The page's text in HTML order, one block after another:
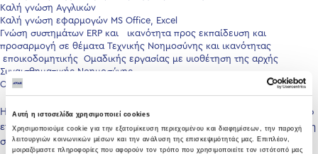
Αυτή η ιστοσελίδα χρησιμοποιεί cookies
Χρησιμοποιούμε cookie για την εξατομίκευση περιεχομένου και διαφημίσεων, την παροχή
λειτουργιών κοινωνικών μέσων και την ανάλυση της επισκεψιμότητάς μας. Επιπλέον,
μοιραζόμαστε πληροφορίες που αφορούν τον τρόπο που χρησιμοποιείτε τον ιστότοπό μας
Καλή γνώση Αγγλικών
Καλή γνώση εφαρμογών MS Office, Excel
Γνώση συστημάτων ERP και ικανότητα προς εκπαίδευση και
προσαρμογή σε θέματα Τεχνικής Νοημοσύνης και ικανότητας
εποικοδομητικής Ομαδικής εργασίας με υιοθέτηση της αρχής
Συναισθηματικής Νοημοσύνης
Οργανωτική Ικανότητα, Ομαδικότητα και Κριτική αντίληψη
Η θέση προσφέρει άριστες δυνατότητες ανάπτυξης για έναν ικανό
επαγγελματία που αναζητά επαγγελματική εξέλιξη και αναγνώριση
σε μία δυναμική πολυεθνική εταιρεία.